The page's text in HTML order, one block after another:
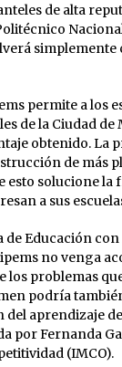
de alta
simplemente
permite a los
de la Ciudad de
obtenido. La
de más
esto solucione la
a sus
de Educación
no venga
problemas
podría
del aprendizaje
por Fernanda
(IMCO).